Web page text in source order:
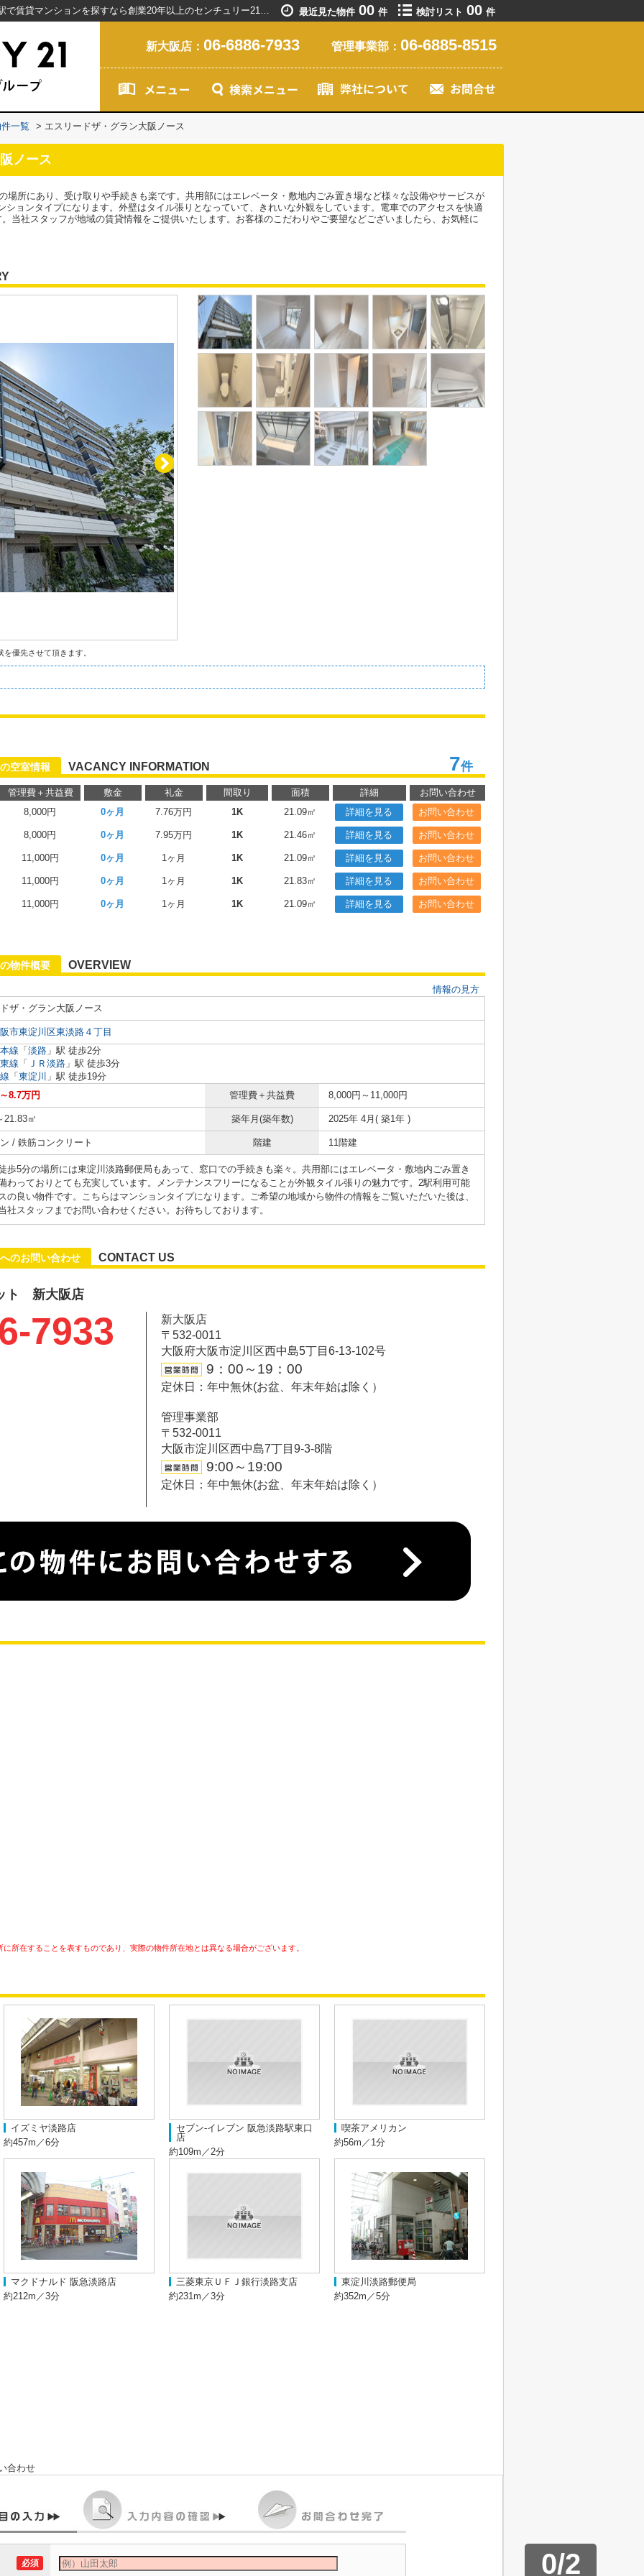
エスリードザ・グラン大阪ノース／新大阪駅で賃貸マンションを探すなら創業20年以上のセンチュリー21ライフネット・ライブグループ 最近見た物件 00 件 検討リスト 00 件
新大阪店： 06-6886-7933 管理事業部： 06-6885-8515
一覧 > エスリードザ・グラン大阪ノース
ノース
場所にあり、受け取りや手続きも楽です。共用部にはエレベータ・敷地内ごみ置き場など様々な設備やサービスが
ションタイプになります。外壁はタイル張りとなっていて、きれいな外観をしています。電車でのアクセスを快適
当社スタッフが地域の賃貸情報をご提供いたします。お客様のこだわりやご要望などございましたら、お気軽に
優先させて頂きます。
空室情報 VACANCY INFORMATION 7件
管理費＋共益費 敷金 礼金 間取り 面積 詳細
お問い合わせ
8,000円 0ヶ月 7.76万円 1K 21.09㎡ 詳細を見る お問い合わせ
8,000円 0ヶ月 7.95万円 1K 21.46㎡ 詳細を見る お問い合わせ
11,000円 0ヶ月 1ヶ月 1K 21.09㎡ 詳細を見る お問い合わせ
11,000円 0ヶ月 1ヶ月 1K 21.83㎡ 詳細を見る お問い合わせ
11,000円 0ヶ月 1ヶ月 1K 21.09㎡ 詳細を見る お問い合わせ
物件概要 OVERVIEW
情報の見方
ザ・グラン大阪ノース
市東淀川区東淡路４丁目
線 「 淡路 」駅 徒歩2分
線 「 ＪＲ淡路 」駅 徒歩3分
「 東淀川 」駅 徒歩19分
8.7万円 管理費＋共益費 8,000円～11,000円
21.83㎡ 築年月(築年数) 2025年 4月( 築1年 )
/ 鉄筋コンクリート 階建 11階建
歩5分の場所には東淀川淡路郵便局もあって、窓口での手続きも楽々。共用部にはエレベータ・敷地内ごみ置き
わっておりとても充実しています。メンテナンスフリーになることが外観タイル張りの魅力です。2駅利用可能
の良い物件です。こちらはマンションタイプになります。ご希望の地域から物件の情報をご覧いただいた後は、
社スタッフまでお問い合わせください。お待ちしております。
のお問い合わせ CONTACT US
ト 新大阪店
7933
新大阪店
〒532-0011
大阪府大阪市淀川区西中島5丁目6-13-102号
9：00～19：00
定休日：年中無休(お盆、年末年始は除く）
管理事業部
〒532-0011
大阪市淀川区西中島7丁目9-3-8階
9:00～19:00
定休日：年中無休(お盆、年末年始は除く）
所在することを表すものであり、実際の物件所在地とは異なる場合がございます。
イズミヤ淡路店
約457m／6分
セブン-イレブン 阪急淡路駅東口
店
約109m／2分
喫茶アメリカン
約56m／1分
マクドナルド 阪急淡路店
約212m／3分
三菱東京ＵＦＪ銀行淡路支店
約231m／3分
東淀川淡路郵便局
約352m／5分
合わせ
0/2
必須